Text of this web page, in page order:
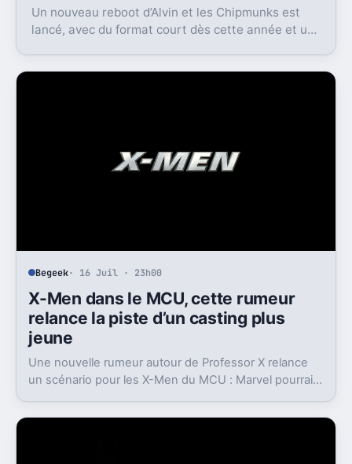
Un nouveau reboot d’Alvin et les Chipmunks est
lancé, avec du format court dès cette année et un
Begeek· 16 Juil · 23h00
X-Men dans le MCU, cette rumeur
relance la piste d’un casting plus
jeune
Une nouvelle rumeur autour de Professor X relance
un scénario pour les X-Men du MCU : Marvel pourrait